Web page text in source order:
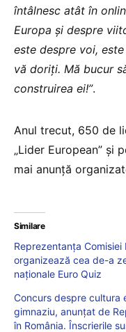
întâlnesc atât în
Europa și despre
este despre voi,
vă doriți. Mă bucur
construirea ei!”.
Anul trecut, 650 de
„Lider European” și
mai anunță
Similare
Reprezentanța Comisiei
organizează cea de-a
naționale Euro Quiz
Concurs despre cultura
gimnaziu, anunțat de
în România. Înscrierile